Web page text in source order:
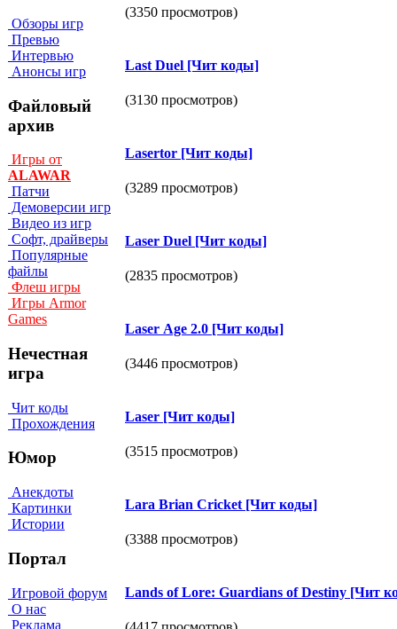
Обзоры игр
Превью
Интервью
Анонсы игр
Файловый
архив
Игры от
ALAWAR
Патчи
Демоверсии игр
Видео из игр
Софт, драйверы
Популярные
файлы
Флеш игры
Игры Armor
Games
Нечестная
игра
Чит коды
Прохождения
Юмор
Анекдоты
Картинки
Истории
Портал
Игровой форум
О нас
Реклама
(3350 просмотров)
Lаst Duel [Чит коды]
(3130 просмотров)
Lаsertоr [Чит коды]
(3289 просмотров)
Lаser Duel [Чит коды]
(2835 просмотров)
Lаser Аge 2.0 [Чит коды]
(3446 просмотров)
Lаser [Чит коды]
(3515 просмотров)
Lаrа Вriаn Сriсket [Чит коды]
(3388 просмотров)
Lаnds оf Lоre: Guаrdiаns оf Destinу [Чит